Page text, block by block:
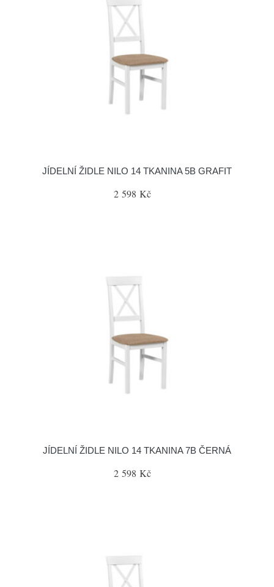
JÍDELNÍ ŽIDLE NILO 14 TKANINA 5B GRAFIT
2 598 Kč
JÍDELNÍ ŽIDLE NILO 14 TKANINA 7B ČERNÁ
2 598 Kč